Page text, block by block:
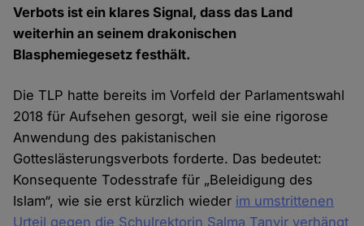
Verbots ist ein klares Signal, dass das Land
weiterhin an seinem drakonischen
Blasphemiegesetz festhält.
Die TLP hatte bereits im Vorfeld der Parlamentswahl
2018 für Aufsehen gesorgt, weil sie eine rigorose
Anwendung des pakistanischen
Gotteslästerungsverbots forderte. Das bedeutet:
Konsequente Todesstrafe für „Beleidigung des
Islam“, wie sie erst kürzlich wieder im umstrittenen
Urteil gegen die Schulrektorin Salma Tanvir verhängt